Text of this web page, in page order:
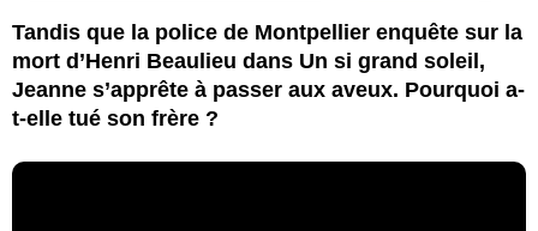
Tandis que la police de Montpellier enquête sur la
mort d’Henri Beaulieu dans Un si grand soleil,
Jeanne s’apprête à passer aux aveux. Pourquoi a-
t-elle tué son frère ?